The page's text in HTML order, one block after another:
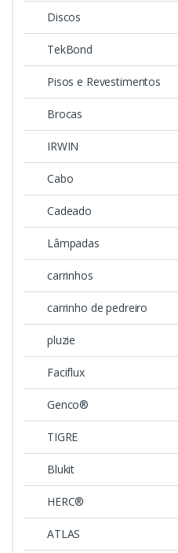
Discos
TekBond
Pisos e Revestimentos
Brocas
IRWIN
Cabo
Cadeado
Lâmpadas
carrinhos
carrinho de pedreiro
pluzie
Faciflux
Genco®
TIGRE
Blukit
HERC®
ATLAS